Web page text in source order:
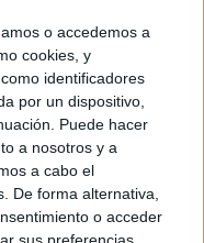
o accedemos a
cookies, y
identificadores
por un dispositivo,
Puede hacer
a nosotros y a
a cabo el
De forma alternativa,
o acceder
sus preferencias
de artesanía pura en
de Cine de Almagro
la...